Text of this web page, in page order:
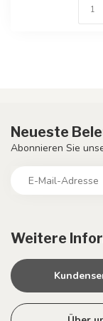
Weitere
Neueste
Abonnieren Sie